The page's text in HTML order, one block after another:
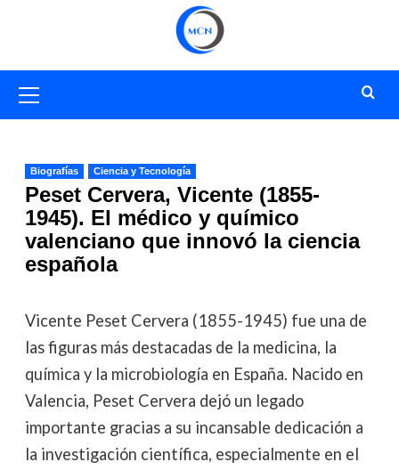
primario
Biografías Ciencia y Tecnología
Peset Cervera, Vicente (1855-
1945). El médico y químico
valenciano que innovó la ciencia
española
Vicente Peset Cervera (1855-1945) fue una de
las figuras más destacadas de la medicina, la
química y la microbiología en España. Nacido en
Valencia, Peset Cervera dejó un legado
importante gracias a su incansable dedicación a
la investigación científica, especialmente en el